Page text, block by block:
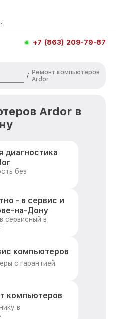
+7 (863) 209-79-87
/ Ремонт компьютеров
Ardor
Ardor в
диагностика
без
- в сервис и
на-Дону
сервисный в
компьютеров
с гарантией
компьютеров
в